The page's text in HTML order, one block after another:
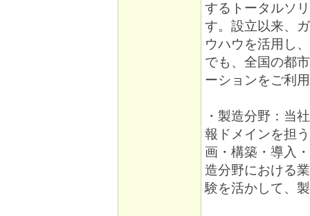
するトータルソ
す。設立以来、
ウハウを活用し
でも、全国の都
ーションをご利
・製造分野：当
報ドメインを担
画・構築・導入
造分野における
験を活かして、